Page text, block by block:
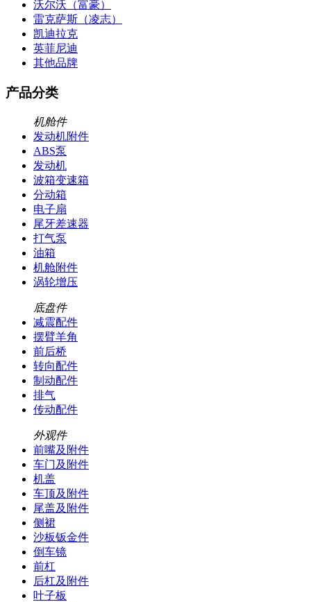
沃尔沃（富豪）
雷克萨斯（凌志）
凯迪拉克
英菲尼迪
其他品牌
产品分类
机舱件
发动机附件
ABS泵
发动机
波箱变速箱
分动箱
电子扇
尾牙差速器
打气泵
油箱
机舱附件
涡轮增压
底盘件
减震配件
摆臂羊角
前后桥
转向配件
制动配件
排气
传动配件
外观件
前嘴及附件
车门及附件
机盖
车顶及附件
尾盖及附件
侧裙
沙板钣金件
倒车镜
前杠
后杠及附件
叶子板